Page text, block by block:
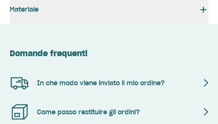
Materiale
Domande frequenti
In che modo viene inviato il mio ordine?
Come posso restituire gli ordini?